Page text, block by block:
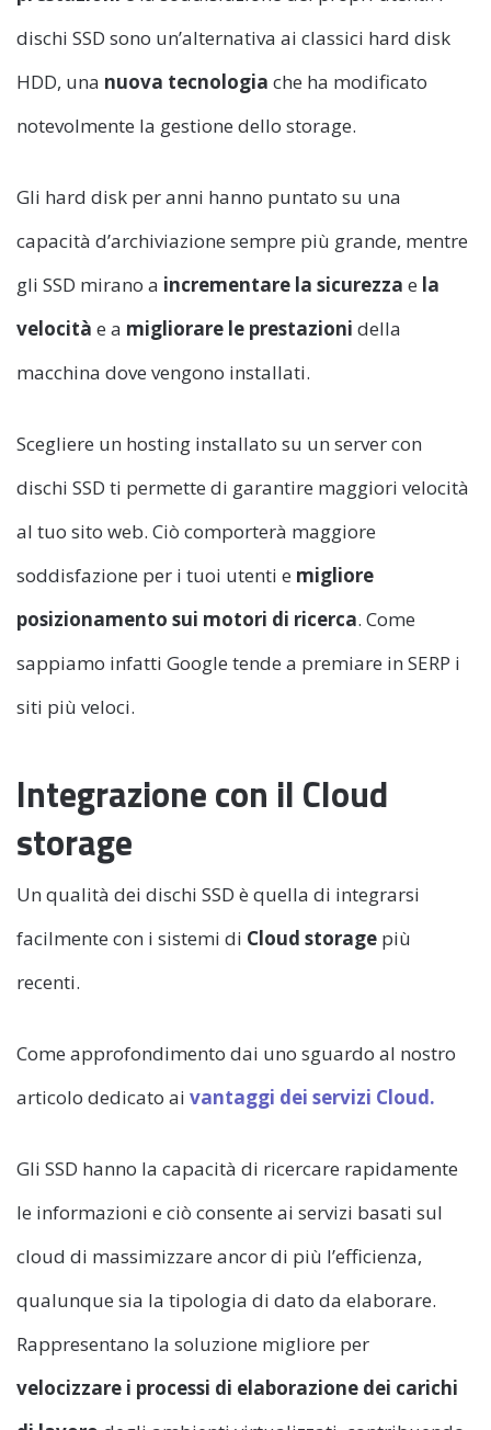
dischi SSD sono un’alternativa ai classici hard disk
HDD, una nuova tecnologia che ha modificato
notevolmente la gestione dello storage.
Gli hard disk per anni hanno puntato su una
capacità d’archiviazione sempre più grande, mentre
gli SSD mirano a incrementare la sicurezza e la
velocità e a migliorare le prestazioni della
macchina dove vengono installati.
Scegliere un hosting installato su un server con
dischi SSD ti permette di garantire maggiori velocità
al tuo sito web. Ciò comporterà maggiore
soddisfazione per i tuoi utenti e migliore
posizionamento sui motori di ricerca. Come
sappiamo infatti Google tende a premiare in SERP i
siti più veloci.
Integrazione con il Cloud
storage
Un qualità dei dischi SSD è quella di integrarsi
facilmente con i sistemi di Cloud storage più
recenti.
Come approfondimento dai uno sguardo al nostro
articolo dedicato ai vantaggi dei servizi Cloud.
Gli SSD hanno la capacità di ricercare rapidamente
le informazioni e ciò consente ai servizi basati sul
cloud di massimizzare ancor di più l’efficienza,
qualunque sia la tipologia di dato da elaborare.
Rappresentano la soluzione migliore per
velocizzare i processi di elaborazione dei carichi